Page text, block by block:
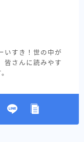
いすき！世の中が
皆さんに読みやす